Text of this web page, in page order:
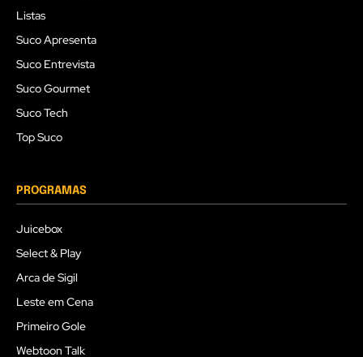
Listas
Suco Apresenta
Suco Entrevista
Suco Gourmet
Suco Tech
Top Suco
PROGRAMAS
Juicebox
Select & Play
Arca de Sigil
Leste em Cena
Primeiro Gole
Webtoon Talk